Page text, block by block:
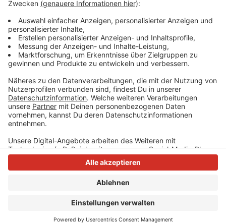
NRW-Verkehrsminister Wüst. Mund-Nase-Masken
seien das wirksamste Mittel gegen eine Verbreitung
des Corona-Virus.
Anzeige
Anzeige